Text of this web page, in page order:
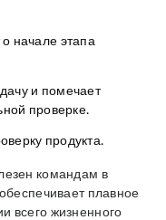
начале этапа
и помечает
проверке.
продукта.
командам в
плавное
всего жизненного